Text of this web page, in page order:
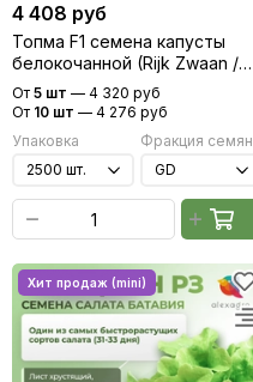
4 408 руб
Топма F1 семена капусты
белокочанной (Rijk Zwaan /
Райк Цваан)
От 5 шт — 4 320 руб
От 10 шт — 4 276 руб
Упаковка
Фракция семян